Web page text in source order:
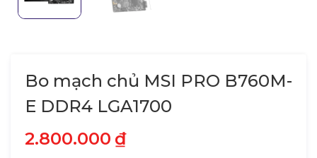
Bo mạch chủ MSI PRO B760M-
E DDR4 LGA1700
2.800.000 ₫